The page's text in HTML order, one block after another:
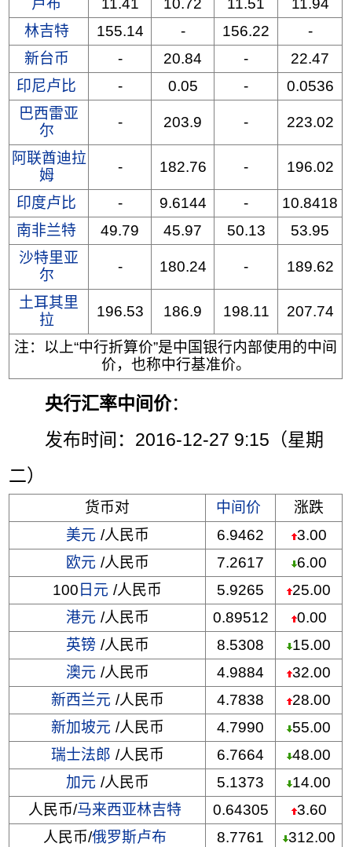
卢布
11.41 10.72 11.51
11.94
林吉特
155.14 - 156.22
-
新台币
- 20.84 -
22.47
印尼卢比
- 0.05 -
0.0536
巴西雷亚
尔
- 203.9 - 223.02
阿联酋迪拉
姆
- 182.76 - 196.02
印度卢比 - 9.6144 -
10.8418
南非兰特
49.79 45.97 50.13
53.95
沙特里亚
尔
- 180.24 - 189.62
土耳其里
拉
196.53 186.9 198.11 207.74
注：以上“中行折算价”是中国银行内部使用的中间
价，也称中行基准价。
央行汇率中间价：
发布时间：2016-12-27 9:15（星期
二）
货币对 中间价
涨跌
美元 /人民币 6.9462
3.00
欧元 /人民币 7.2617
6.00
100 日元 /人民币 5.9265
25.00
港元 /人民币 0.89512
0.00
英镑 /人民币 8.5308
15.00
澳元 /人民币 4.9884
32.00
新西兰元 /人民币 4.7838
28.00
新加坡元 /人民币 4.7990
55.00
瑞士法郎 /人民币 6.7664
48.00
加元 /人民币 5.1373
14.00
人民币/马来西亚林吉特 0.64305
3.60
人民币/俄罗斯卢布 8.7761
312.00